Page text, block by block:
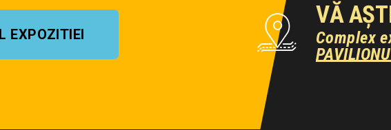
EXPOZITIEI
VĂ
Complex